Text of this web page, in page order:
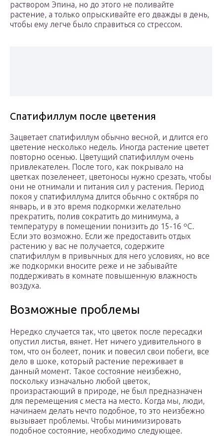
раствором Эпина, но до этого не поливайте
растение, а только опрыскивайте его дважды в день,
чтобы ему легче было справиться со стрессом.
Спатифиллум после цветения
Зацветает спатифиллум обычно весной, и длится его
цветение несколько недель. Иногда растение цветет
повторно осенью. Цветущий спатифиллум очень
привлекателен. После того, как покрывало на
цветках позеленеет, цветоносы нужно срезать, чтобы
они не отнимали и питания сил у растения. Период
покоя у спатифиллума длится обычно с октября по
январь, и в это время подкормки желательно
прекратить, полив сократить до минимума, а
температуру в помещении понизить до 15-16 ºC.
Если это возможно. Если же предоставить отдых
растению у вас не получается, содержите
спатифиллум в привычных для него условиях, но все
же подкормки вносите реже и не забывайте
поддерживать в комнате повышенную влажность
воздуха.
Возможные проблемы
Нередко случается так, что цветок после пересадки
опустил листья, вянет. Нет ничего удивительного в
том, что он болеет, поник и повесил свои побеги, все
дело в шоке, который растение переживает в
данный момент. Такое состояние неизбежно,
поскольку изначально любой цветок,
произрастающий в природе, не был предназначен
для перемещения с места на место. Когда мы, люди,
начинаем делать нечто подобное, то это неизбежно
вызывает проблемы. Чтобы минимизировать
подобное состояние, необходимо следующее.